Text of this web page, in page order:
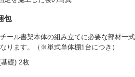
包
ール書架本体の組み立てに必要な部材一式
ります。（※単式単体棚1台につき）
礎) 2枚